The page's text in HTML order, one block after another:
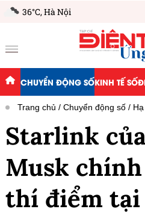
36°C,Hà Nội
CHUYỂN ĐỘNG SỐKINH TẾ SỐ
Trang chủ Chuyển động số
Starlink
Musk
thí điểm tại